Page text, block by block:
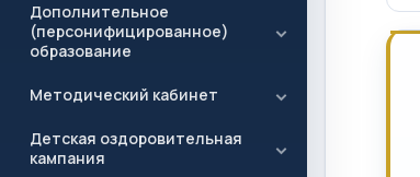
Дополнительное
(персонифицированное)
образование
Методический кабинет
Детская оздоровительная
кампания